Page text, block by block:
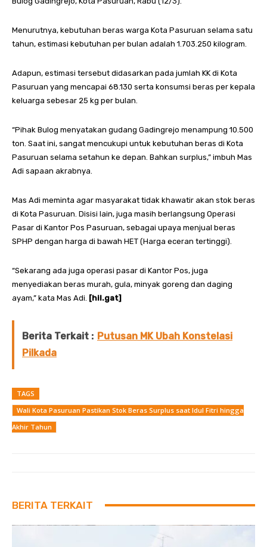
Menurutnya, kebutuhan beras warga Kota Pasuruan selama satu
tahun, estimasi kebutuhan per bulan adalah 1.703.250 kilogram.
Adapun, estimasi tersebut didasarkan pada jumlah KK di Kota
Pasuruan yang mencapai 68.130 serta konsumsi beras per kepala
keluarga sebesar 25 kg per bulan.
“Pihak Bulog menyatakan gudang Gadingrejo menampung 10.500
ton. Saat ini, sangat mencukupi untuk kebutuhan beras di Kota
Pasuruan selama setahun ke depan. Bahkan surplus,” imbuh Mas
Adi sapaan akrabnya.
Mas Adi meminta agar masyarakat tidak khawatir akan stok beras
di Kota Pasuruan. Disisi lain, juga masih berlangsung Operasi
Pasar di Kantor Pos Pasuruan, sebagai upaya menjual beras
SPHP dengan harga di bawah HET (Harga eceran tertinggi).
“Sekarang ada juga operasi pasar di Kantor Pos, juga
menyediakan beras murah, gula, minyak goreng dan daging
ayam,” kata Mas Adi. [hil.gat]
Berita Terkait : Putusan MK Ubah Konstelasi
Pilkada
TAGS
Wali Kota Pasuruan Pastikan Stok Beras Surplus saat Idul Fitri hingga
Akhir Tahun
BERITA TERKAIT